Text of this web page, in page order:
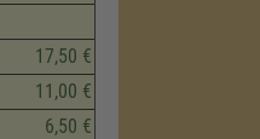
17,50 €
11,00 €
6,50 €